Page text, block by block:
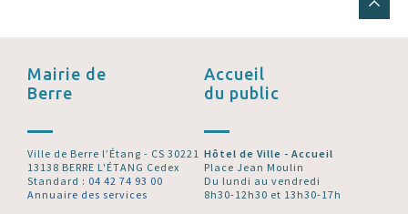
Mairie de
Berre
Ville de Berre l’Étang - CS 30221
13138 BERRE L'ÉTANG Cedex
Standard : 04 42 74 93 00
Annuaire des services
Accueil
du public
Hôtel de Ville - Accueil
Place Jean Moulin
Du lundi au vendredi
8h30-12h30 et 13h30-17h